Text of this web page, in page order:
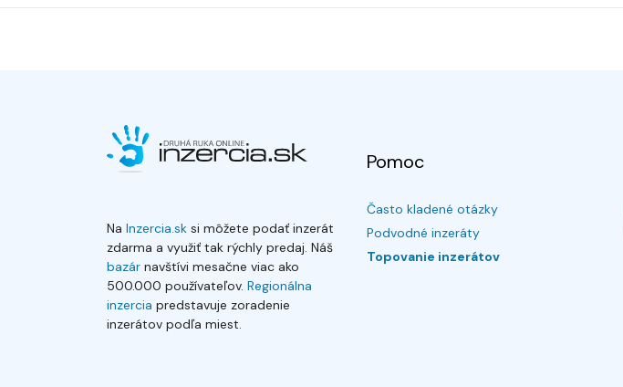
Na Inzercia.sk si môžete podať inzerát
zdarma a využiť tak rýchly predaj. Náš
bazár navštívi mesačne viac ako
500.000 používateľov. Regionálna
inzercia predstavuje zoradenie
inzerátov podľa miest.
Pomoc
Často kladené otázky
Podvodné inzeráty
Topovanie inzerátov